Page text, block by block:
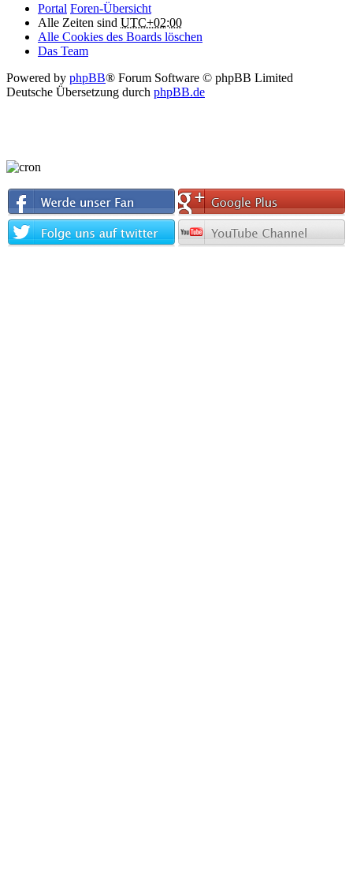
Portal Foren-Übersicht
Alle Zeiten sind UTC+02:00
Alle Cookies des Boards löschen
Das Team
Powered by phpBB® Forum Software © phpBB Limited
Deutsche Übersetzung durch phpBB.de